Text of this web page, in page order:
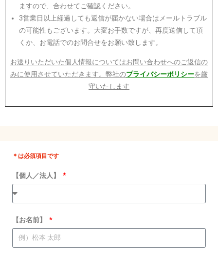
ますので、合わせてご確認ください。
3営業日以上経過しても返信が届かない場合はメールトラブル
の可能性もございます。大変お手数ですが、再度送信して頂
くか、お電話でのお問合せをお願い致します。
お送りいただいた個人情報についてはお問い合わせへのご返信の
みに使用させていただきます。弊社のプライバシーポリシーを厳
守いたします
＊は必須項目です
【個人／法人】
【お名前】